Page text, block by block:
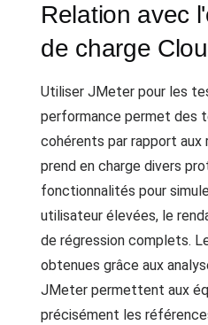
Relation avec
de charge
Utiliser JMeter pour les
performance permet des
cohérents par rapport
prend en charge divers
fonctionnalités pour
utilisateur élevées, le
de régression complets.
obtenues grâce aux
JMeter permettent aux
précisément les